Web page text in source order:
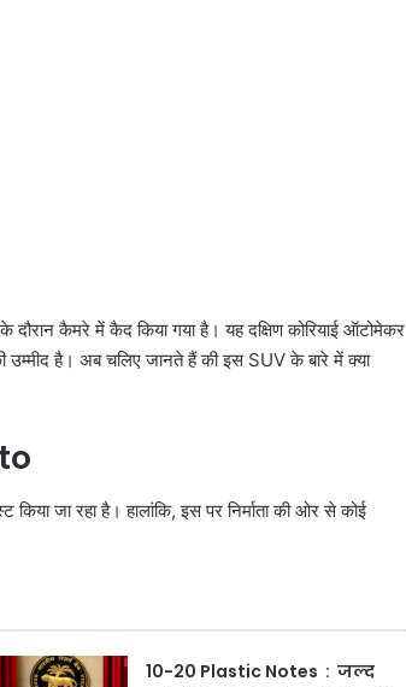
कैमरे में कैद किया गया है। यह दक्षिण कोरियाई ऑटोमेकर
है। अब चलिए जानते हैं की इस SUV के बारे में क्या
जा रहा है। हालांकि, इस पर निर्माता की ओर से कोई
10-20 Plastic Notes : जल्द